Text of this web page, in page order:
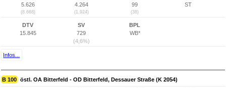
5.626
(8.668)
4.264
(1.924)
99
(38)
ST
DTV
15.845
SV
729
(4,6%)
BPL
WB*
Infos...
B 100 östl. OA Bitterfeld - OD Bitterfeld, Dessauer Straße (K 2054)